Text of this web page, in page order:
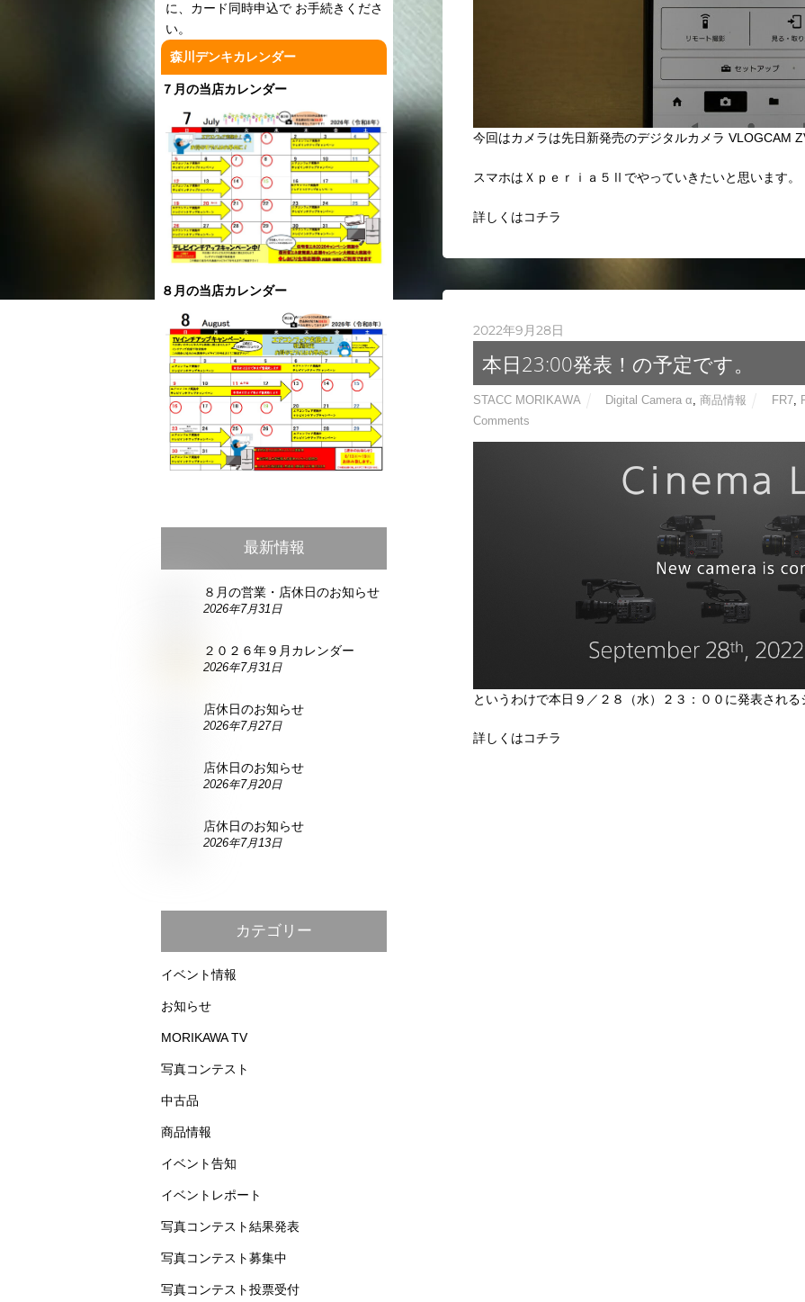
今回はカメラは先日新発売のデジタルカメラ VLOGCAM
スマホはＸｐｅｒｉａ５Ⅱでやっていきたいと思います。
詳しくはコチラ
2022年9月28日
本日23:00発表！の予定です。
STACC MORIKAWA Digital Camera α ,商品情報 FR7,
Comments
というわけで本日９／２８（水）２３：００に発表される
詳しくはコチラ
に、カード同時申込で お手続きくださ
い。
森川デンキカレンダー
７月の当店カレンダー
８月の当店カレンダー
最新情報
８月の営業・店休日のお知らせ
2026年7月31日
２０２６年９月カレンダー
2026年7月31日
店休日のお知らせ
2026年7月27日
店休日のお知らせ
2026年7月20日
店休日のお知らせ
2026年7月13日
カテゴリー
イベント情報
お知らせ
MORIKAWA TV
写真コンテスト
中古品
商品情報
イベント告知
イベントレポート
写真コンテスト結果発表
写真コンテスト募集中
写真コンテスト投票受付